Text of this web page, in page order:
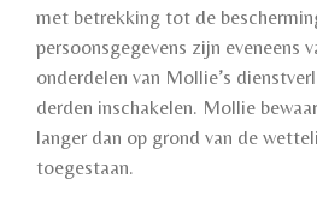
met betrekking tot de
persoonsgegevens zijn eveneens
onderdelen van Mollie’s
derden inschakelen. Mollie
langer dan op grond van de
toegestaan.